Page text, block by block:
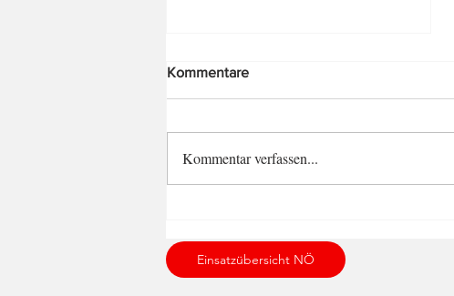
Kommentare
Kommentar verfassen...
Einsatzübersicht NÖ